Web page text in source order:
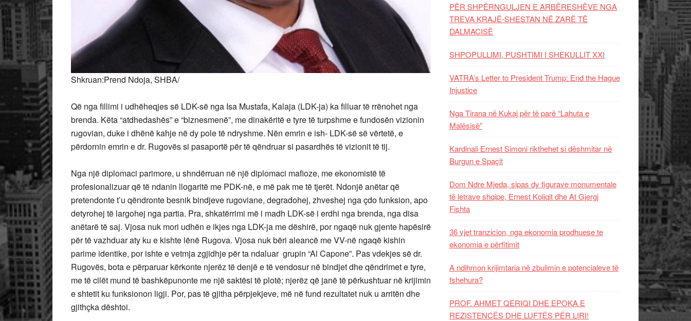
Shkruan:Prend Ndoja, SHBA/
Që nga fillimi i udhëheqjes së LDK-së nga Isa Mustafa, Kalaja (LDK-ja) ka filluar të rrënohet nga
brenda. Këta “atdhedashës” e “biznesmenë”, me dinakëritë e tyre të turpshme e fundosën vizionin
rugovian, duke i dhënë kahje në dy pole të ndryshme. Nën emrin e ish- LDK-së së vërtetë, e
përdornin emrin e dr. Rugovës si pasaportë për të qëndruar si pasardhës të vizionit të tij.
Nga një diplomaci parimore, u shndërruan në një diplomaci mafioze, me ekonomistë të
profesionalizuar që të ndanin llogaritë me PDK-në, e më pak me të tjerët. Ndonjë anëtar që
pretendonte t’u qëndronte besnik bindjeve rugoviane, degradohej, zhveshej nga çdo funksion, apo
detyrohej të largohej nga partia. Pra, shkatërrimi më i madh LDK-së i erdhi nga brenda, nga disa
anëtarë të saj. Vjosa nuk mori udhën e ikjes nga LDK-ja me dëshirë, por ngaqë nuk gjente hapësirë
për të vazhduar aty ku e kishte lënë Rugova. Vjosa nuk bëri aleancë me VV-në ngaqë kishin
parime identike, por ishte e vetmja zgjidhje për ta ndaluar grupin “Al Capone”. Pas vdekjes së dr.
Rugovës, bota e përparuar kërkonte njerëz të denjë e të vendosur në bindjet dhe qëndrimet e tyre,
me të cilët mund të bashkëpunonte me një saktësi të plotë; njerëz që janë të përkushtuar në krijimin
e shtetit ku funksionon ligji. Por, pas të gjitha përpjekjeve, më në fund rezultatet nuk u arritën dhe
gjithçka dështoi.
PËR SHPËRNGULJEN E ARBËRESHËVE NGA
TREVA KRAJË-SHESTAN NË ZARË TË
DALMACISË
SHPOPULLIMI, PUSHTIMI I SHEKULLIT XXI
VATRA’s Letter to President Trump: End the Hague
Injustice
Nga Tirana në Kukaj për të parë “Lahuta e
Malësisë”
Kardinali Ernest Simoni rikthehet si dëshmitar në
Burgun e Spaçit
Dom Ndre Mjeda, sipas dy figurave monumentale
të letrave shqipe, Ernest Koliqit dhe At Gjergj
Fishta
36 vjet tranzicion, nga ekonomia prodhuese te
ekonomia e përfitimit
A ndihmon krijimtaria në zbulimin e potencialeve të
fshehura?
PROF. AHMET QERIQI DHE EPOKA E
REZISTENCЁS DHE LUFTЁS PЁR LIRI!